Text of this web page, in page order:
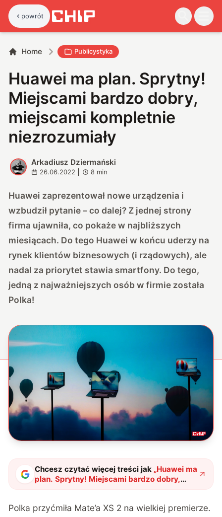
powrót
Home Publicystyka
Huawei ma plan. Sprytny!
Miejscami bardzo dobry,
miejscami kompletnie
niezrozumiały
A
Arkadiusz Dziermański
26.06.2022 8 min
Huawei zaprezentował nowe urządzenia i
wzbudził pytanie – co dalej? Z jednej strony
firma ujawniła, co pokaże w najbliższych
miesiącach. Do tego Huawei w końcu uderzy na
rynek klientów biznesowych (i rządowych), ale
nadal za priorytet stawia smartfony. Do tego,
jedną z najważniejszych osób w firmie została
Polka!
Chcesz czytać więcej treści jak „Huawei ma
plan. Sprytny! Miejscami bardzo dobry,
miejscami kompletnie niezrozumiały"?
Polka przyćmiła Mate’a XS 2 na wielkiej premierze.